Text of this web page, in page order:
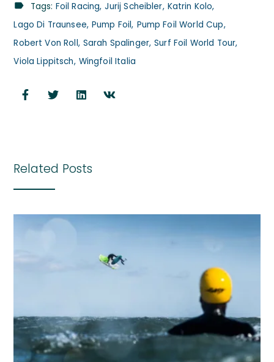
Tags: Foil Racing Jurij Scheibler Katrin Kolo
Lago Di Traunsee Pump Foil Pump Foil World Cup
Robert Von Roll Sarah Spalinger Surf Foil World Tour
Viola Lippitsch Wingfoil Italia
Related Posts